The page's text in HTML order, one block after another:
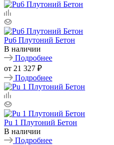
Pu6 Плутоний Бетон
В наличии
Подробнее
от 21 327 ₽
Подробнее
Pu 1 Плутоний Бетон
В наличии
Подробнее